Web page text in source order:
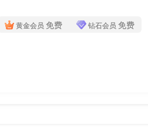
黄金会员 免费 钻石会员 免费